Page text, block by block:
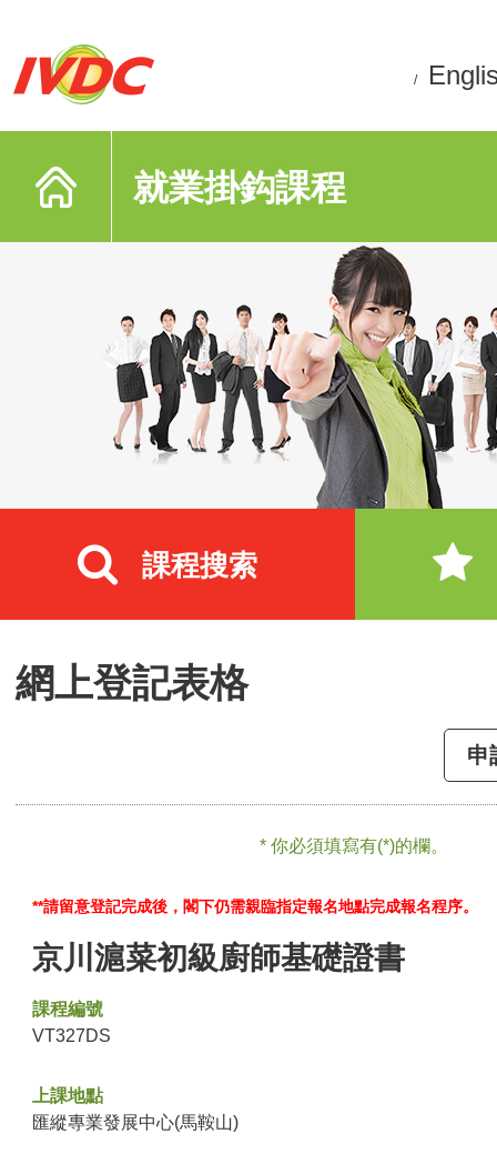
/
就業掛鈎課程
課程搜索
網上登記表格
申
* 你必須填寫有(*)的欄。
**請留意登記完成後，閣下仍需親臨指定報名地點完成報名程序。
京川滬菜初級廚師基礎證書
課程編號
VT327DS
上課地點
匯縱專業發展中心(馬鞍山)